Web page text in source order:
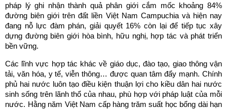
pháp lý ghi nhận thành quả phân giới cắm mốc khoảng 84%
đường biên giới trên đất liền Việt Nam Campuchia và hiện nay
đang nỗ lực đàm phán, giải quyết 16% còn lại để tiếp tục xây
dựng đường biên giới hòa bình, hữu nghị, hợp tác và phát triển
bền vững.
Các lĩnh vực hợp tác khác về giáo dục, đào tạo, giao thông vận
tải, văn hóa, y tế, viễn thông… được quan tâm đẩy mạnh. Chính
phủ hai nước luôn tạo điều kiện thuận lợi cho kiều dân hai nước
sinh sống trên lãnh thổ của nhau, phù hợp với pháp luật của mỗi
nước. Hằng năm Việt Nam cấp hàng trăm suất học bổng dài hạn